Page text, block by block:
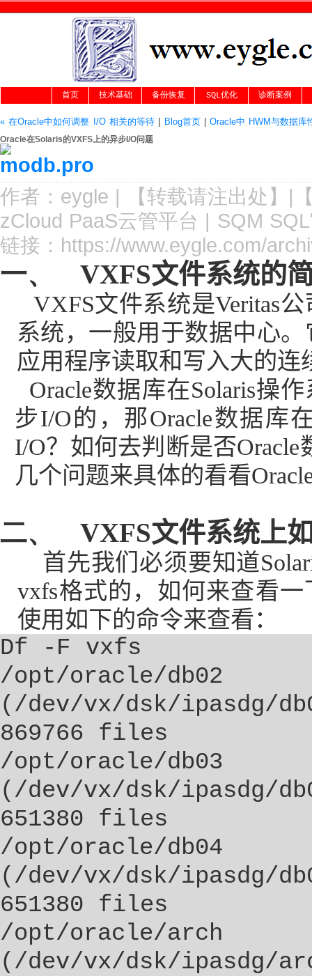
首页 技术基础 备份恢复 SQL优化 诊断案例
« 在Oracle中如何调整 I/O 相关的等待| Blog首页|Oracle中 HWM与数据库
Oracle在Solaris的VXFS上的异步I/O问题
作者： eygle | 【转载请注出处 】|
zCloud PaaS云管平台 | SQM
链接： https://www.eygle.com/
一、 VXFS文件系统的
VXFS文件系统是Veritas公
系统，一般用于数据中心
应用程序读取和写入大的连
Oracle数据库在Solaris操作
步I/O的，那Oracle数据库
I/O？如何去判断是否Oracle
几个问题来具体的看看
二、 VXFS文件系统上
首先我们必须要知道
vxfs格式的，如何来查看
使用如下的命令来查看：
Df -F vxfs
/opt/oracle/db02
(/dev/vx/dsk/ipasdg/
869766 files
/opt/oracle/db03
(/dev/vx/dsk/ipasdg/
651380 files
/opt/oracle/db04
(/dev/vx/dsk/ipasdg/
651380 files
/opt/oracle/arch
(/dev/vx/dsk/ipasdg/